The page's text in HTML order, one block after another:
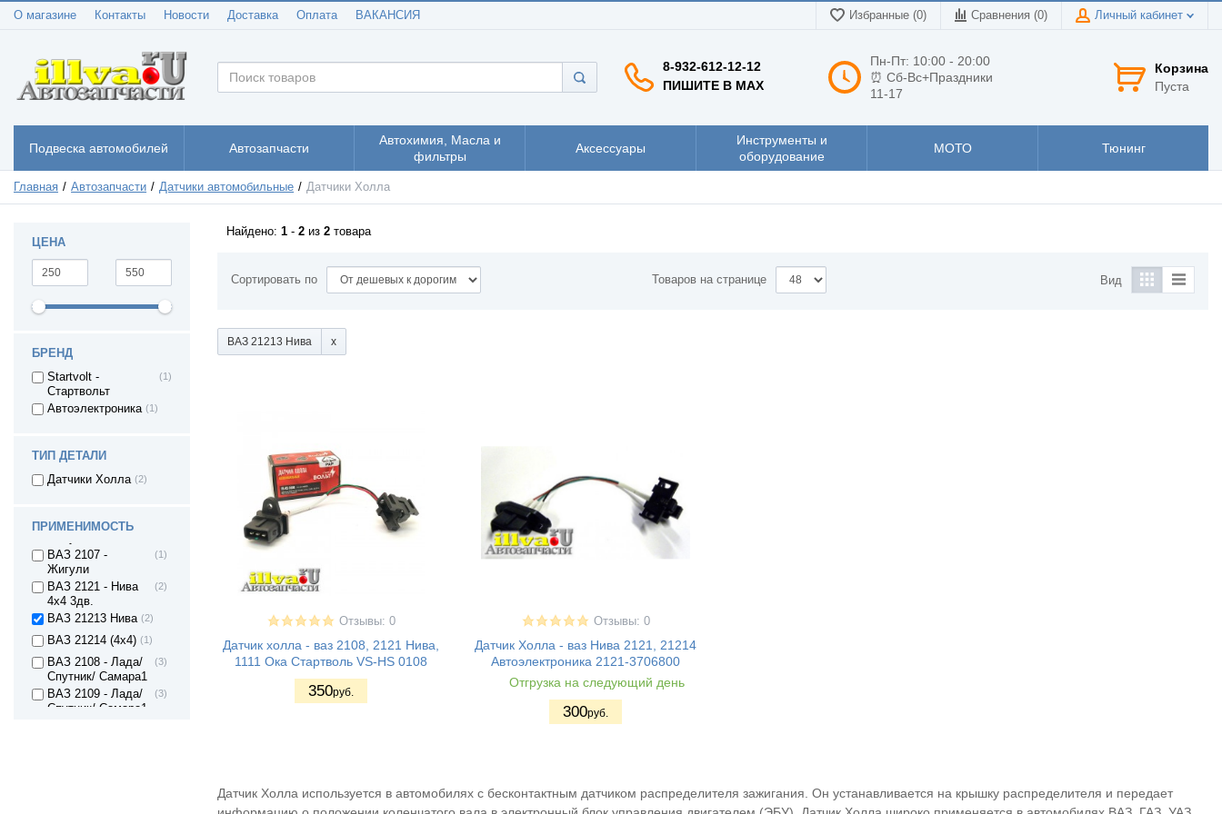
О магазине Контакты Новости Доставка Оплата ВАКАНСИЯ Избранные (0) Сравнения (0) Личный кабинет
8-932-612-12-12
ПИШИТЕ В MAX
Пн-Пт: 10:00 - 20:00
⏰ Сб-Вс+Праздники
11-17
Корзина
Пуста
Подвеска автомобилей Автозапчасти
Автохимия, Масла и
фильтры
Аксессуары
Инструменты и
оборудование
МОТО Тюнинг
Главная Автозапчасти Датчики автомобильные Датчики Холла
ЦЕНА
БРЕНД
Startvolt -
Стартвольт
(1)
Автоэлектроника (1)
ТИП ДЕТАЛИ
Датчики Холла (2)
ПРИМЕНИМОСТЬ
Жигули
ВАЗ 2102 -
Жигули
ВАЗ 2104 -
Жигули
ВАЗ 2106 -
ВАЗ 2107 -
Жигули
(1)
ВАЗ 2121 - Нива
4х4 3дв.
(2)
ВАЗ 21213 Нива (2)
ВАЗ 21214 (4x4) (1)
ВАЗ 2108 - Лада/
Спутник/ Самара1
(3)
ВАЗ 2109 - Лада/
Спутник/ Самара1
(3)
Найдено: 1 - 2 из 2 товара
Сортировать по Товаров на странице Вид
ВАЗ 21213 Нива
Отзывы: 0
Датчик холла - ваз 2108, 2121 Нива,
1111 Ока Стартволь VS-HS 0108
350руб.
Отзывы: 0
Датчик Холла - ваз Нива 2121, 21214
Автоэлектроника 2121-3706800
Отгрузка на следующий день
300руб.
Датчик Холла используется в автомобилях с бесконтактным датчиком распределителя зажигания. Он устанавливается на крышку распределителя и передает